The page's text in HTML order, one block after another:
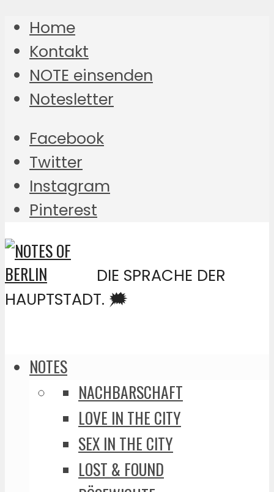
Home
Kontakt
NOTE einsenden
Notesletter
Facebook
Twitter
Instagram
Pinterest
DIE SPRACHE DER
HAUPTSTADT. 🗯️
NOTES
NACHBARSCHAFT
LOVE IN THE CITY
SEX IN THE CITY
LOST & FOUND